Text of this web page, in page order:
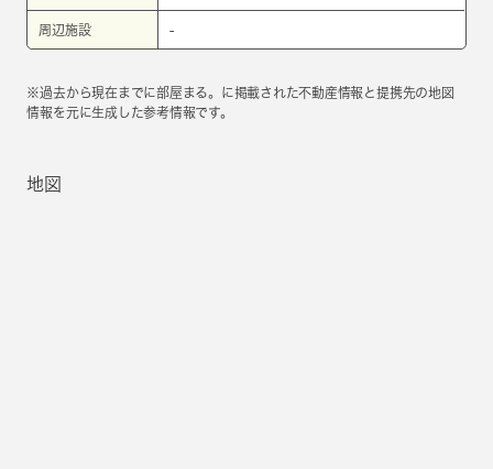
周辺施設 -
※過去から現在までに部屋まる。に掲載された不動産情報と提携先の地図
情報を元に生成した参考情報です。
地図